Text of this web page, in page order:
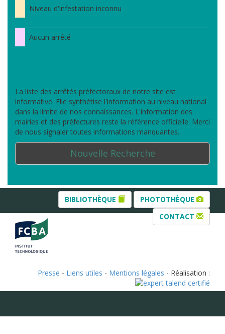
Niveau d'infestation inconnu
Aucun arrêté
La liste des arrêtés préfectoraux de notre site est
informative. Elle synthétise l'information au niveau national
dans la limite de nos connaissances. L'information des
mairies et des préfectures reste la référence officielle. Merci
de nous signaler toutes informations manquantes.
Nouvelle Recherche
BIBLIOTHÈQUE
PHOTOTHÈQUE
CONTACT
Presse - Liens utiles - Mentions légales - Réalisation :